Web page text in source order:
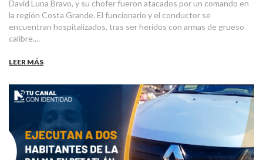
David Luna Bravo, y su chofer fueron atacados por un comando en
la región Costa Grande. El funcionario y el conductor se
encuentran hospitalizados, tras ser heridos con armas de grueso
calibre....
LEER MÁS